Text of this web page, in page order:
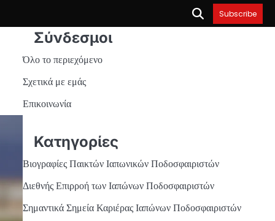
Subscribe
Σύνδεσμοι
Όλο το περιεχόμενο
Σχετικά με εμάς
Επικοινωνία
Κατηγορίες
Βιογραφίες Παικτών Ιαπωνικών Ποδοσφαιριστών
Διεθνής Επιρροή των Ιαπώνων Ποδοσφαιριστών
Σημαντικά Σημεία Καριέρας Ιαπώνων Ποδοσφαιριστών